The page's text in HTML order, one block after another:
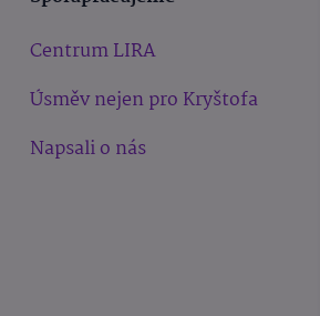
Centrum LIRA
Úsměv nejen pro Kryštofa
Napsali o nás